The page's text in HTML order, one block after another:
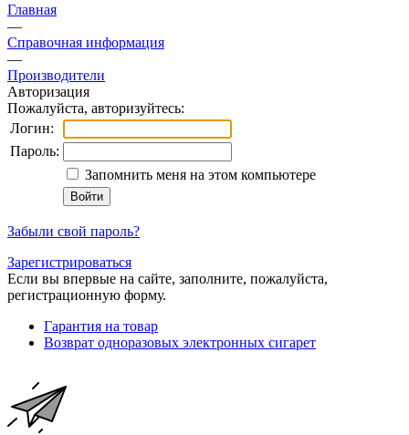
Главная
—
Справочная информация
—
Производители
Авторизация
Пожалуйста, авторизуйтесь:
Логин:
Пароль:
Запомнить меня на этом компьютере
Забыли свой пароль?
Зарегистрироваться
Если вы впервые на сайте, заполните, пожалуйста,
регистрационную форму.
Гарантия на товар
Возврат одноразовых электронных сигарет